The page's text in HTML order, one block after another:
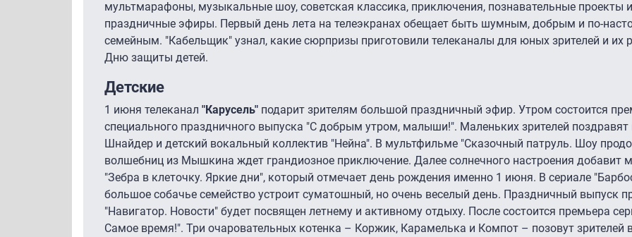
мультмарафоны, музыкальные шоу, советская классика, приключения, познавательные проекты
праздничные эфиры. Первый день лета на телеэкранах обещает быть шумным, добрым и по-
семейным. "Кабельщик" узнал, какие сюрпризы приготовили телеканалы для юных зрителей и их
Дню защиты детей.
Детские
1 июня телеканал "Карусель" подарит зрителям большой праздничный эфир. Утром состоится
специального праздничного выпуска "С добрым утром, малыши!". Маленьких зрителей поздравят
Шнайдер и детский вокальный коллектив "Нейна". В мультфильме "Сказочный патруль. Шоу
волшебниц из Мышкина ждет грандиозное приключение. Далее солнечного настроения добавит
"Зебра в клеточку. Яркие дни", который отмечает день рождения именно 1 июня. В сериале
большое собачье семейство устроит суматошный, но очень веселый день. Праздничный выпуск
"Навигатор. Новости" будет посвящен летнему и активному отдыху. После состоится премьера
Самое время!". Три очаровательных котенка – Коржик, Карамелька и Компот – позовут зрителей